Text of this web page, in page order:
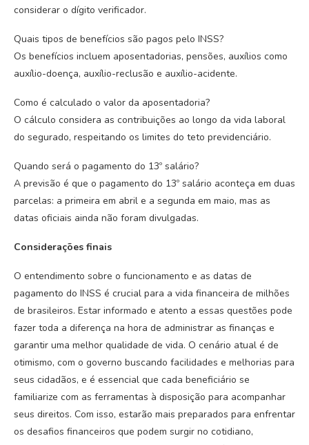
considerar o dígito verificador.
Quais tipos de benefícios são pagos pelo INSS?
Os benefícios incluem aposentadorias, pensões, auxílios como
auxílio-doença, auxílio-reclusão e auxílio-acidente.
Como é calculado o valor da aposentadoria?
O cálculo considera as contribuições ao longo da vida laboral
do segurado, respeitando os limites do teto previdenciário.
Quando será o pagamento do 13º salário?
A previsão é que o pagamento do 13º salário aconteça em duas
parcelas: a primeira em abril e a segunda em maio, mas as
datas oficiais ainda não foram divulgadas.
Considerações finais
O entendimento sobre o funcionamento e as datas de
pagamento do INSS é crucial para a vida financeira de milhões
de brasileiros. Estar informado e atento a essas questões pode
fazer toda a diferença na hora de administrar as finanças e
garantir uma melhor qualidade de vida. O cenário atual é de
otimismo, com o governo buscando facilidades e melhorias para
seus cidadãos, e é essencial que cada beneficiário se
familiarize com as ferramentas à disposição para acompanhar
seus direitos. Com isso, estarão mais preparados para enfrentar
os desafios financeiros que podem surgir no cotidiano,